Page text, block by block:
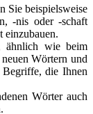
Sie beispielsweise
-nis oder -schaft
einzubauen.
ähnlich wie beim
Wörtern und
die Ihnen
Wörter auch